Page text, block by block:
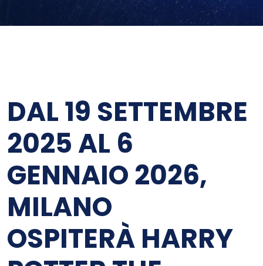
DAL 19 SETTEMBRE
2025 AL 6
GENNAIO 2026,
MILANO
OSPITERÀ HARRY